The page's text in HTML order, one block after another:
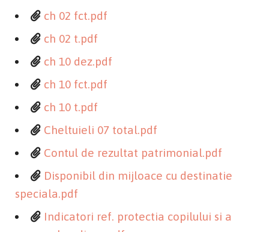
ch 02 fct.pdf
ch 02 t.pdf
ch 10 dez.pdf
ch 10 fct.pdf
ch 10 t.pdf
Cheltuieli 07 total.pdf
Contul de rezultat patrimonial.pdf
Disponibil din mijloace cu destinatie
speciala.pdf
Indicatori ref. protectia copilului si a